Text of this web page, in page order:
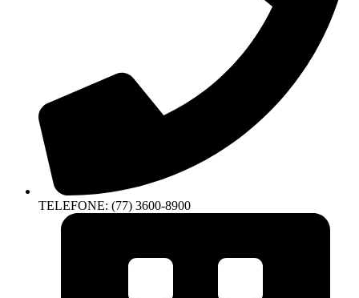
TELEFONE: (77) 3600-8900